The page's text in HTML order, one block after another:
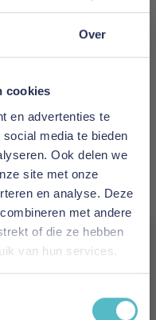
Over
cookies
en advertenties te
media te bieden
Ook delen we
site met onze
en analyse. Deze
met andere
of die ze hebben
van hun services.